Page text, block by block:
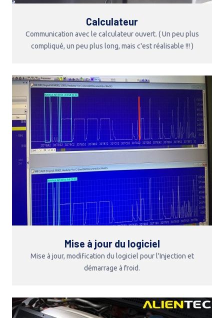
Calculateur
Communication avec le calculateur ouvert. ( Un peu plus
compliqué, un peu plus long, mais c'est réalisable !!! )
Mise à jour du logiciel
Mise à jour, modification du logiciel pour l'Injection et
démarrage à froid.